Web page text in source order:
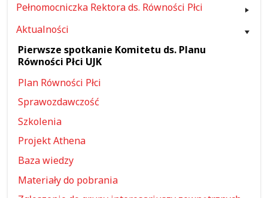
Pełnomocniczka Rektora ds. Równości Płci
Aktualności
Pierwsze spotkanie Komitetu ds. Planu
Równości Płci UJK
Plan Równości Płci
Sprawozdawczość
Szkolenia
Projekt Athena
Baza wiedzy
Materiały do pobrania